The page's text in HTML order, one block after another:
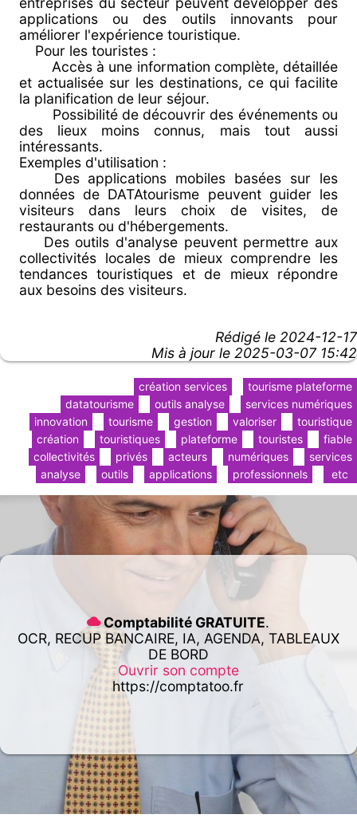
applications ou des outils innovants pour
améliorer l'expérience touristique.
Pour les touristes :
Accès à une information complète, détaillée
et actualisée sur les destinations, ce qui facilite
la planification de leur séjour.
Possibilité de découvrir des événements ou
des lieux moins connus, mais tout aussi
intéressants.
Exemples d'utilisation :
Des applications mobiles basées sur les
données de DATAtourisme peuvent guider les
visiteurs dans leurs choix de visites, de
restaurants ou d'hébergements.
Des outils d'analyse peuvent permettre aux
collectivités locales de mieux comprendre les
tendances touristiques et de mieux répondre
aux besoins des visiteurs.
Rédigé le 2024-12-17
Mis à jour le 2025-03-07 15:42
tourisme plateforme
création services
services numériques
outils analyse
datatourisme
touristique
valoriser
gestion
tourisme
innovation
fiable
touristes
plateforme
touristiques
création
services
numériques
acteurs
privés
collectivités
etc
professionnels
applications
outils
analyse
Comptabilité GRATUITE.
OCR, RECUP BANCAIRE, IA, AGENDA, TABLEAUX
DE BORD
Ouvrir son compte
https://comptatoo.fr